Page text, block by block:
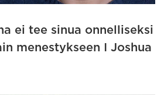
ei tee sinua onnelliseksi
menestykseen I Joshua